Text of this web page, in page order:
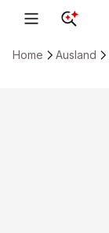
Home Ausland